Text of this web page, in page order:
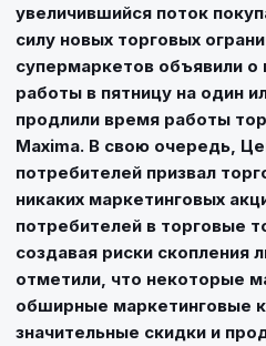
увеличившийся поток
силу новых торговых
супермаркетов объявили о
работы в пятницу на один
продлили время работы
Maxima. В свою очередь,
потребителей призвал
никаких маркетинговых
потребителей в торговые
создавая риски скопления
отметили, что некоторые
обширные маркетинговые
значительные скидки и